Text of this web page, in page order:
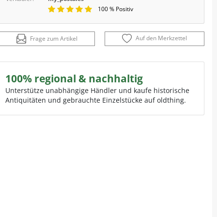
100 % Positiv
Frage zum Artikel Auf den Merkzettel
100% regional & nachhaltig
Unterstütze unabhängige Händler und kaufe historische
Antiquitäten und gebrauchte Einzelstücke auf oldthing.